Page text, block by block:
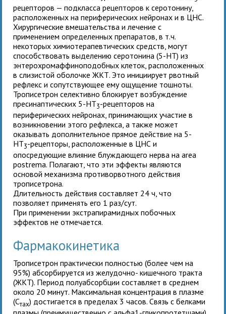
рецепторов — подкласса рецепторов к серотонину,
расположенных на периферических нейронах и в ЦНС.
Хирургические вмешательства и лечение с
применением определенных препаратов, в т.ч.
некоторых химиотерапевтических средств, могут
способствовать выделению серотонина (5-НТ) из
энтерохромаффиноподобных клеток, расположенных
в слизистой оболочке ЖКТ. Это инициирует рвотный
рефлекс и сопутствующее ему ощущение тошноты.
Трописетрон селективно блокирует возбуждение
пресинаптических 5-НТ3-рецепторов на
периферических нейронах, принимающих участие в
возникновении этого рефлекса, а также может
оказывать дополнительное прямое действие на 5-
НТ3-рецепторы, расположенные в ЦНС и
опосредующие влияние блуждающего нерва на area
postrema. Полагают, что эти эффекты являются
основой механизма противорвотного действия
трописетрона.
Длительность действиясоставляет 24 ч, что
позволяет применять его 1 раз/сут.
При применении экстрапирамидных побочных
эффектов не отмечается.
Фармакокинетика
Трописетрон практически полностью (более чем на
95%) абсорбируется из желудочно- кишечного тракта
(ЖКТ). Период полуабсорбции составляет в среднем
около 20 минут. Максимальная концентрация в плазме
(Стах) достигается в пределах 3 часов. Связь с белками